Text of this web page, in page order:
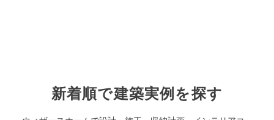
新着順で建築実例を探す